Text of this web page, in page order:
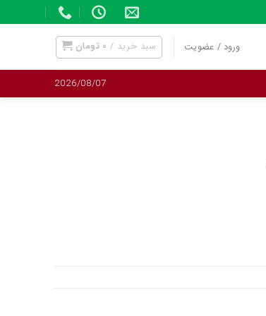
ورود / عضویت سبد خرید / ۰ تومان
2026/08/07